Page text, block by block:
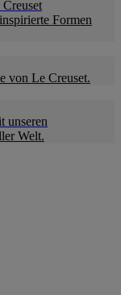
Formen
von Le Creuset.
unseren
Welt.